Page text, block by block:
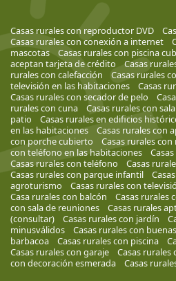
Casas rurales con reproductor DVD
Casas rurales con conexión a internet
mascotas
Casas rurales con piscina
aceptan tarjeta de crédito
Casas
rurales con calefacción
Casas rurales
televisión en las habitaciones
Casas
Casas rurales con secador de pelo
rurales con cuna
Casas rurales con
patio
Casas rurales en edificios
en las habitaciones
Casas rurales con
con porche cubierto
Casas rurales
con teléfono en las habitaciones
Casas rurales con teléfono
Casas
Casas rurales con parque infantil
agroturismo
Casas rurales con
Casa rurales con balcón
Casas rurales
con sala de reuniones
Casas rurales
(consultar)
Casas rurales con jardín
minusválidos
Casas rurales con
barbacoa
Casas rurales con piscina
Casas rurales con garaje
Casas rurales
con decoración esmerada
Casas